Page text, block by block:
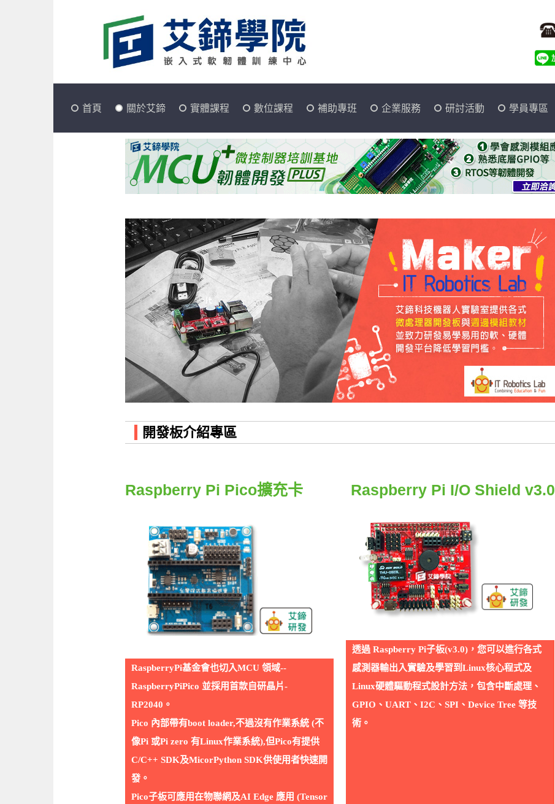
首頁 關於艾鍗 實體課程 數位課程 補助專班 企業服務 研討活動 學員專區
開發板介紹專區
Raspberry Pi Pico擴充卡
RaspberryPi基金會也切入MCU 領域--
RaspberryPiPico 並採用首款自研晶片-
RP2040。
Pico 內部帶有boot loader,不過沒有作業系統 (不
像Pi 或Pi zero 有Linux作業系統),但Pico有提供
C/C++ SDK及MicorPython SDK供使用者快速開
發。
Pico子板可應用在物聯網及AI Edge 應用 (Tensor
Raspberry Pi I/O Shield v3.0
透過 Raspberry Pi子板(v3.0)，您可以進行各式
感測器輸出入實驗及學習到Linux核心程式及
Linux硬體驅動程式設計方法，包含中斷處理、
GPIO、UART、I2C、SPI、Device Tree 等技
術。